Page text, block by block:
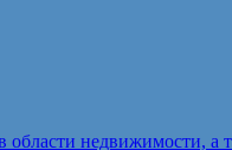
недвижимости,